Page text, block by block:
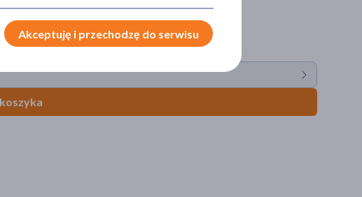
Akceptuję i przechodzę do serwisu